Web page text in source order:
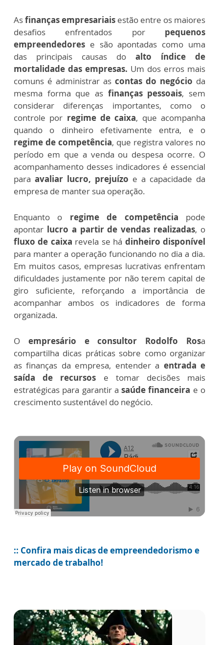
Asfinanças empresariais estão entre os maiores
desafios enfrentados por pequenos
empreendedores e são apontadas como uma
das principais causas do alto índice de
mortalidade das empresas. Um dos erros mais
comuns é administrar as contas do negócio da
mesma forma que as finanças pessoais, sem
considerar diferenças importantes, como o
controle por regime de caixa, que acompanha
quando o dinheiro efetivamente entra, e o
regime de competência, que registra valores no
período em que a venda ou despesa ocorre. O
acompanhamento desses indicadores é essencial
para avaliar lucro, prejuízo e a capacidade da
empresa de manter sua operação.
Enquanto o regime de competência pode
apontar lucro a partir de vendas realizadas, o
fluxo de caixa revela se há dinheiro disponível
para manter a operação funcionando no dia a dia.
Em muitos casos, empresas lucrativas enfrentam
dificuldades justamente por não terem capital de
giro suficiente, reforçando a importância de
acompanhar ambos os indicadores de forma
organizada.
O empresário e consultor Rodolfo Rosa
compartilha dicas práticas sobre como organizar
as finanças da empresa, entender a entrada e
saída de recursos e tomar decisões mais
estratégicas para garantir asaúde financeira e o
crescimento sustentável do negócio.
:: Confira mais dicas de empreendedorismo e
mercado de trabalho!